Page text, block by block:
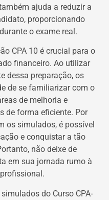
ajuda a reduzir a
proporcionando
o exame real.
CPA 10 é crucial para o
financeiro. Ao utilizar
dessa preparação, os
de se familiarizar com o
de melhoria e
de forma eficiente. Por
os simulados, é possível
e conquistar a tão
não deixe de
em sua jornada rumo à
do Curso CPA-